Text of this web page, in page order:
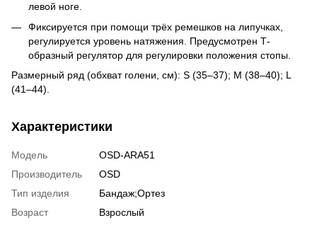
левой ноге.
Фиксируется при помощи трёх ремешков на липучках,
регулируется уровень натяжения. Предусмотрен Т-
образный регулятор для регулировки положения стопы.
Размерный ряд (обхват голени, см): S (35–37); M (38–40); L
(41–44).
Характеристики
Модель
OSD-ARA51
Производитель
OSD
Тип изделия
Бандаж;Ортез
Возраст
Взрослый